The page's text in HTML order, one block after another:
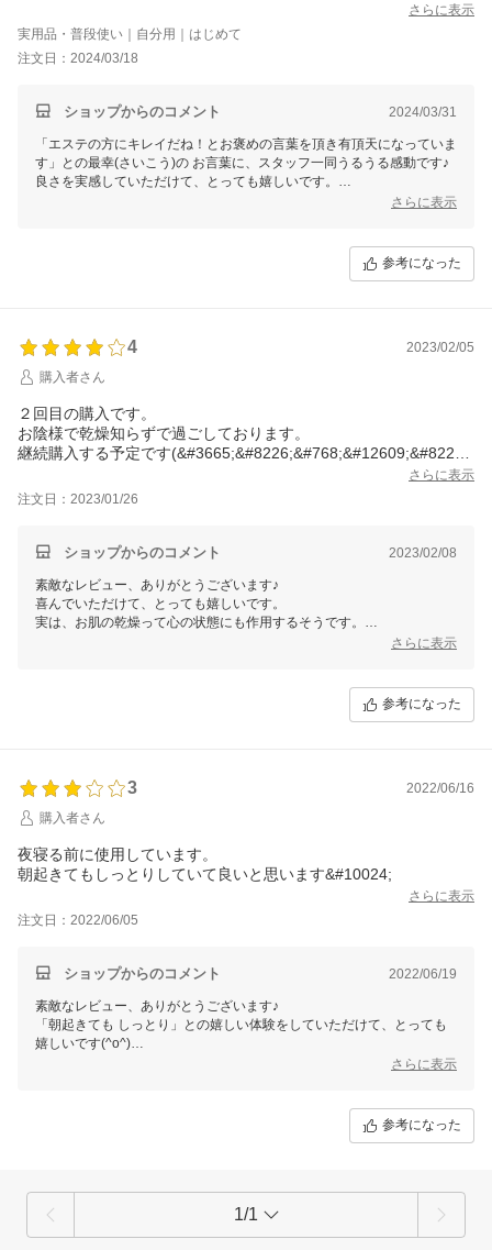
さらに表示
実用品・普段使い｜自分用｜はじめて
注文日：2024/03/18
ショップからのコメント 2024/03/31
「エステの方にキレイだね！とお褒めの言葉を頂き有頂天になっていま
す」との最幸(さいこう)の お言葉に、スタッフ一同うるうる感動です♪
良さを実感していただけて、とっても嬉しいです。
う？という、楽しい発想から生まれた お肌に優しい画期的な逸品で
銀座まるかん専門店オーロラ
オーロラひとりさんカフェ
代表 高津きみ花
さらに表示
参考になった
4
2023/02/05
購入者さん
２回目の購入です。
お陰様で乾燥知らずで過ごしております。
継続購入する予定です(&#3665;&#8226;&#768;&#12609;&#8226;
さらに表示
注文日：2023/01/26
ショップからのコメント 2023/02/08
素敵なレビュー、ありがとうございます♪
喜んでいただけて、とっても嬉しいです。
実は、お肌の乾燥って心の状態にも作用するそうです。
さらに表示
参考になった
3
2022/06/16
購入者さん
夜寝る前に使用しています。
朝起きてもしっとりしていて良いと思います&#10024;
さらに表示
注文日：2022/06/05
ショップからのコメント 2022/06/19
素敵なレビュー、ありがとうございます♪
「朝起きても しっとり」との嬉しい体験をしていただけて、とっても
嬉しいです(^o^)
手の平＆指の腹･･･面を使って、手の温もりを感じながら優しく･･･する
ちょっと不思議で楽しいお話ですが「お顔のツヤは世間のご加護」で、
ご縁に、心から感謝してます♪
銀座まるかん専門店オーロラ
さらに表示
参考になった
1/1